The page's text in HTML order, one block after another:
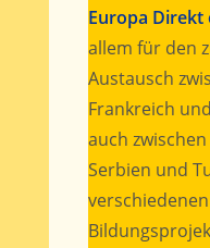
Europa Direkt
allem für den
Austausch
Frankreich
auch
Serbien und